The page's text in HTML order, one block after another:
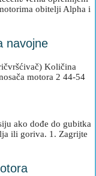
obitelji Alpha i
navojne
Količina
motora 2 44-54
ako dođe do gubitka
ili goriva. 1. Zagrijte